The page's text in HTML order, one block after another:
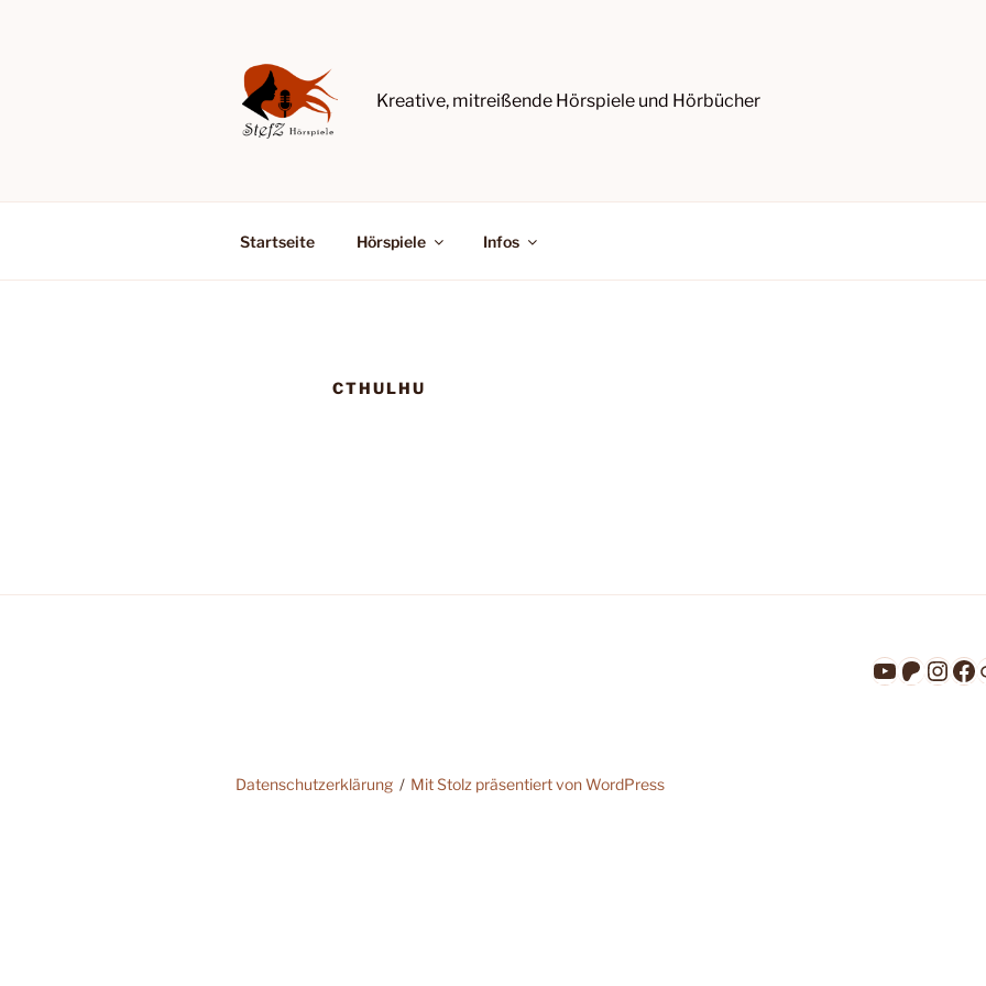
Kreative, mitreißende Hörspiele und Hörbücher
Startseite Hörspiele Infos
CTHULHU
YouTube
Datenschutzerklärung Mit Stolz präsentiert von WordPress